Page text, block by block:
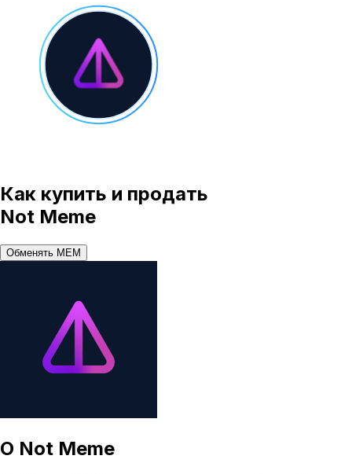
Как купить и продать
Not Meme
Обменять MEM
О Not Meme